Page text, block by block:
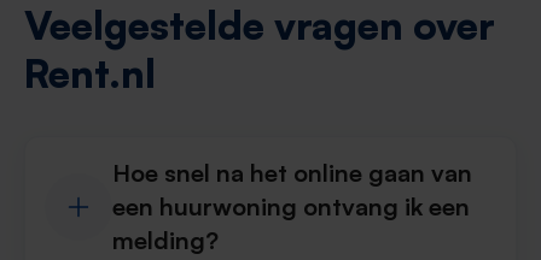
Veelgestelde vragen over
Rent.nl
Hoe snel na het online gaan van
een huurwoning ontvang ik een
melding?